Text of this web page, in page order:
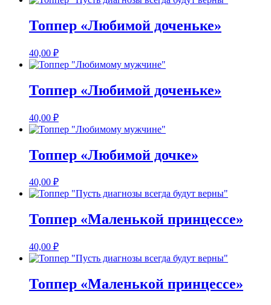
Топпер «Любимой доченьке»
40,00 ₽
Топпер «Любимой доченьке»
40,00 ₽
Топпер «Любимой дочке»
40,00 ₽
Топпер «Маленькой принцессе»
40,00 ₽
Топпер «Маленькой принцессе»